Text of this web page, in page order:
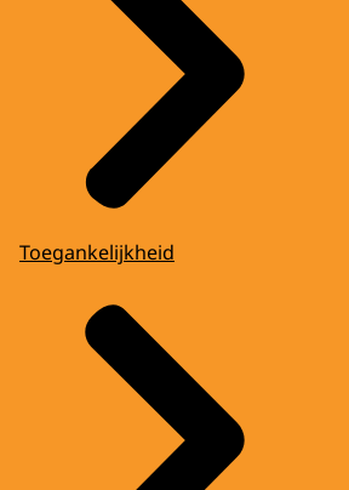
Toegankelijkheid